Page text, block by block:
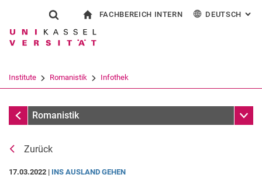
Springe direkt zu: Inhalt
Springe direkt zu: Suche
Springe direkt zu:
Suchformular
Suchbegriff
Suchen (öffnet externen Link in einem
FACHBEREICH INTERN DEUTSCH :
Institute Romanistik Infothek
Meldungen
Romanistik
Zurück
17.03.2022 | INS AUSLAND GEHEN